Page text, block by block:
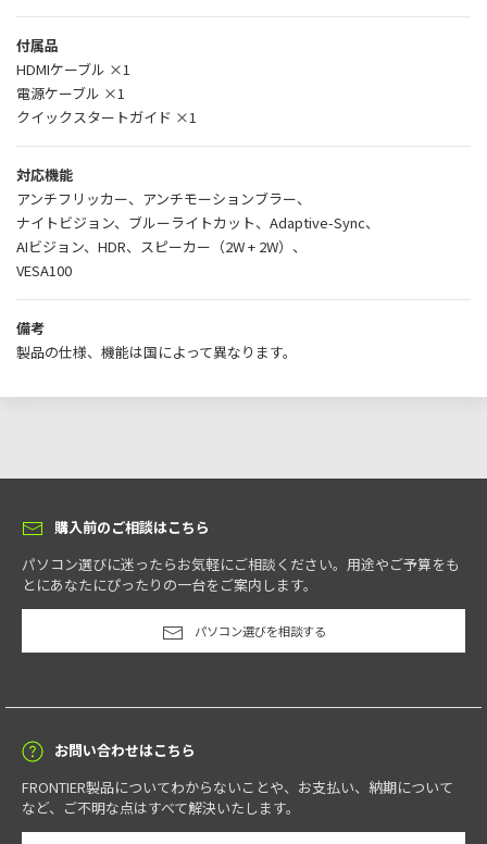
付属品
HDMIケーブル ×1
電源ケーブル ×1
クイックスタートガイド ×1
対応機能
アンチフリッカー、アンチモーションブラー、
ナイトビジョン、ブルーライトカット、Adaptive-Sync、
AIビジョン、HDR、スピーカー（2W + 2W）、
VESA100
備考
製品の仕様、機能は国によって異なります。
購入前のご相談はこちら
パソコン選びに迷ったらお気軽にご相談ください。用途やご予算をも
とにあなたにぴったりの一台をご案内します。
パソコン選びを相談する
お問い合わせはこちら
FRONTIER製品についてわからないことや、お支払い、納期について
など、ご不明な点はすべて解決いたします。